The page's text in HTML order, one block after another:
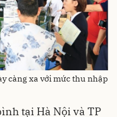
càng xa với mức thu nhập
tại Hà Nội và TP